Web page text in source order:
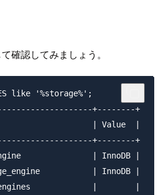
確認してみましょう。
like '%storage%';
+--------+
| Value  |
+--------+
| InnoDB |
| InnoDB |
|        |